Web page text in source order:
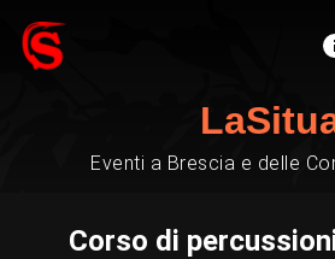
Eventi a Brescia e delle
Corso di